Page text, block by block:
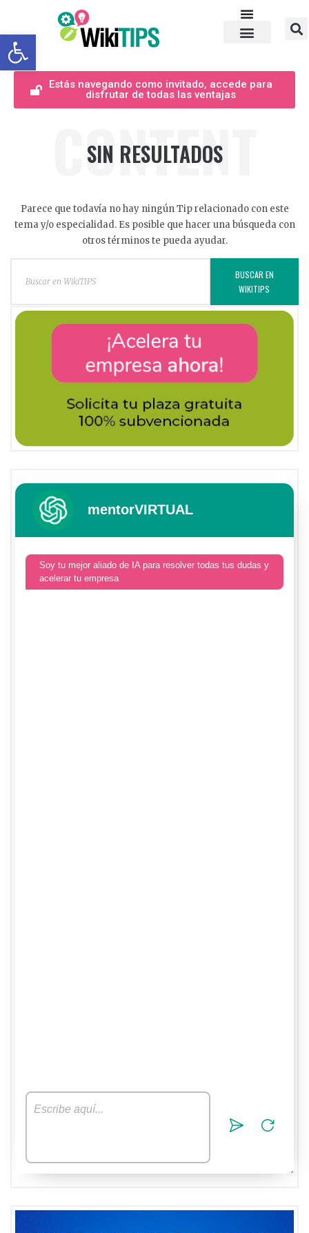
Abrir barra de herramientas
Estás navegando como invitado, accede para
disfrutar de todas las ventajas
CONTENT
SIN RESULTADOS
Parece que todavía no hay ningún Tip relacionado con este
tema y/o especialidad. Es posible que hacer una búsqueda con
otros términos te pueda ayudar.
BUSCAR EN
WIKITIPS
mentorVIRTUAL
Soy tu mejor aliado de IA para resolver todas tus dudas y
acelerar tu empresa